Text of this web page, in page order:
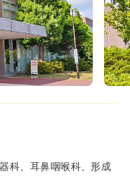
科、耳鼻咽喉科、形成